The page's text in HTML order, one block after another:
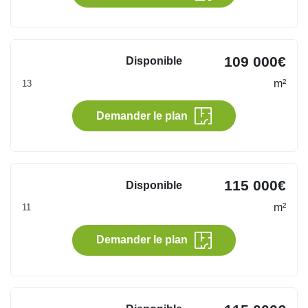
l'attractivité des pôles économiques et commerciaux
paradis provençal, ce village au fort patrimoine
Disponible 109 000€
13 m²
Demander le plan
Disponible 115 000€
11 m²
Demander le plan